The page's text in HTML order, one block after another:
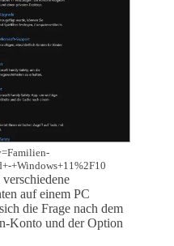
+Windows+11%2F10
auf einem PC
die Frage nach dem
Konto und der Option